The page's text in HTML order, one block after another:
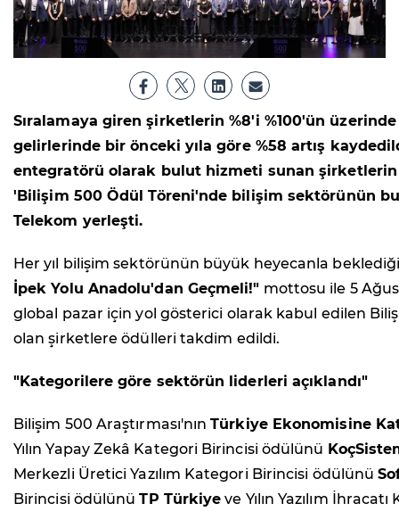
Sıralamaya giren şirketlerin %8'i %100'ün
gelirlerinde bir önceki yıla göre %58 artış
entegratörü olarak bulut hizmeti sunan şirketlerin
'Bilişim 500 Ödül Töreni'nde bilişim sektörünün
Telekom yerleşti.
Her yıl bilişim sektörünün büyük heyecanla
İpek Yolu Anadolu'dan Geçmeli!" mottosu ile 5
global pazar için yol gösterici olarak kabul edilen
olan şirketlere ödülleri takdim edildi.
"Kategorilere göre sektörün liderleri açıklandı"
Bilişim 500 Araştırması'nınTürkiye Ekonomisine
Yılın Yapay Zekâ Kategori Birincisi ödülünü
Merkezli Üretici Yazılım Kategori Birincisi ödülünü
Birincisi ödülünüTP Türkiye ve Yılın Yazılım